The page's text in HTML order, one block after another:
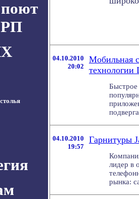
РП
04.10.2010
20:02
Мобильная
технологии
Быстрое
04.10.2010
19:57
Гарнитуры
лидер в
рынка: